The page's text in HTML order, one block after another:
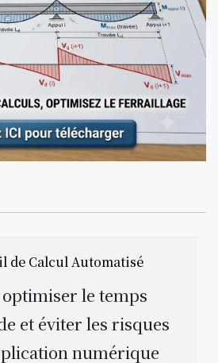
de Calcul Automatisé
le temps
et éviter les risques
numérique